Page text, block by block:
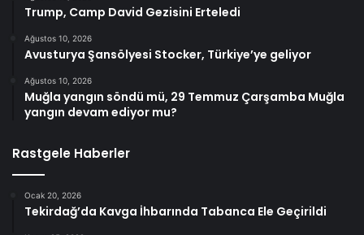
Trump, Camp David Gezisini Erteledi
Ağustos 10, 2026
Avusturya Şansölyesi Stocker, Türkiye’ye geliyor
Ağustos 10, 2026
Muğla yangın söndü mü, 29 Temmuz Çarşamba Muğla
yangın devam ediyor mu?
Rastgele Haberler
Ocak 20, 2026
Tekirdağ’da Kavga İhbarında Tabanca Ele Geçirildi